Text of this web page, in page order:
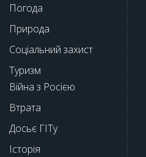
Погода
Природа
Соціальний захист
Туризм
Війна з Росією
Втрата
Досьє ГІТу
Історія